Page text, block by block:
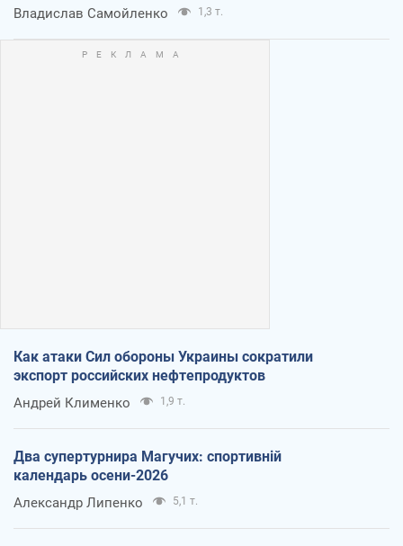
Владислав Самойленко 1,3 т.
Как атаки Сил обороны Украины сократили
экспорт российских нефтепродуктов
Андрей Клименко 1,9 т.
Два супертурнира Магучих: спортивній
календарь осени-2026
Александр Липенко 5,1 т.